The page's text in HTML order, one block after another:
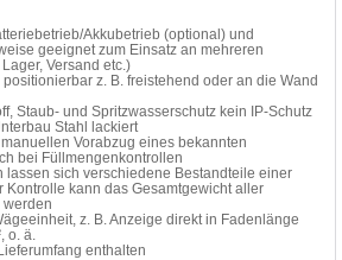
Akkubetrieb (optional) und
geeignet zum Einsatz an mehreren
Versand etc.)
z. B. freistehend oder an die Wand
Staub- und Spritzwasserschutz kein IP-Schutz
Stahl lackiert
Vorabzug eines bekannten
bei Füllmengenkontrollen
lassen sich verschiedene Bestandteile einer
Kontrolle kann das Gesamtgewicht aller
werden
z. B. Anzeige direkt in Fadenlänge
o. ä.
enthalten